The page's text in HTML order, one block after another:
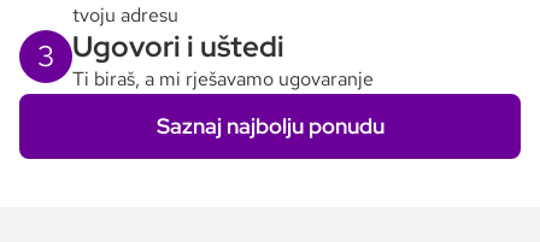
tvoju adresu
3 Ugovori i uštedi
Ti biraš, a mi rješavamo ugovaranje
Saznaj najbolju ponudu